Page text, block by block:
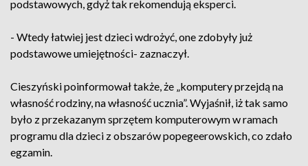
podstawowych, gdyż tak rekomendują eksperci.
- Wtedy łatwiej jest dzieci wdrożyć, one zdobyły już
podstawowe umiejętności- zaznaczył.
Cieszyński poinformował także, że „komputery przejdą na
własność rodziny, na własność ucznia”. Wyjaśnił, iż tak samo
było z przekazanym sprzętem komputerowym w ramach
programu dla dzieci z obszarów popegeerowskich, co zdało
egzamin.